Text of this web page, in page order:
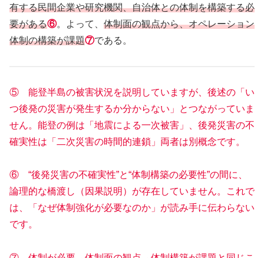
有する民間企業や研究機関、自治体との体制を構築する必
要がある⑥。よって、 体制面の観点から、オペレーション
体制の構築が課題⑦である。
⑤ 能登半島の被害状況を説明していますが、後述の「い
つ後発の災害が発生するか分からない」とつながっていま
せん。能登の例は「地震による一次被害」、後発災害の不
確実性は「二次災害の時間的連鎖」両者は別概念です。
⑥ “後発災害の不確実性”と“体制構築の必要性”の間に、
論理的な橋渡し（因果説明）が存在していません。これで
は、「なぜ体制強化が必要なのか」が読み手に伝わらない
です。